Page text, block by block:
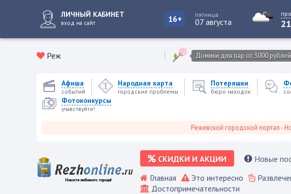
ЛИЧНЫЙ КАБИНЕТ
вход на сайт 16+ пятница
07 августа 21
Реж Домики для пар от 3000 рублей
Афиша
событий
Народная карта
городские проблемы
Потеряшки
бюро находок
Фотоконкурсы
учавствуйте!
Режевской городской портал - Новости
СКИДКИ И АКЦИИ Новые
Главная Это интересно
Достопримечательности